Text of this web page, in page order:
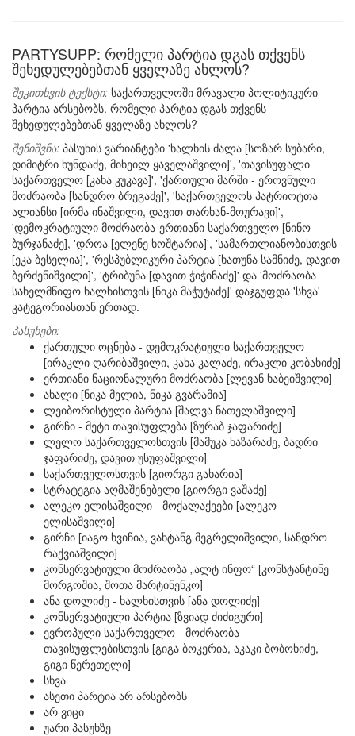
PARTYSUPP: რომელი პარტია დგას თქვენს
შეხედულებებთან ყველაზე ახლოს?
შეკითხვის ტექსტი: საქართველოში მრავალი პოლიტიკური
პარტია არსებობს. რომელი პარტია დგას თქვენს
შეხედულებებთან ყველაზე ახლოს?
შენიშვნა: პასუხის ვარიანტები 'ხალხის ძალა [სოზარ სუბარი,
დიმიტრი ხუნდაძე, მიხეილ ყაველაშვილი]', 'თავისუფალი
საქართველო [კახა კუკავა]', 'ქართული მარში - ეროვნული
მოძრაობა [სანდრო ბრეგაძე]', 'საქართველოს პატრიოტთა
ალიანსი [ირმა ინაშვილი, დავით თარხან-მოურავი]',
'დემოკრატიული მოძრაობა-ერთიანი საქართველო [ნინო
ბურჯანაძე], 'დროა [ელენე ხოშტარია]', 'სამართლიანობისთვის
[ეკა ბესელია]', 'რესპუბლიკური პარტია [ხათუნა სამნიძე, დავით
ბერძენიშვილი]', 'ტრიბუნა [დავით ჭიჭინაძე]' და 'მოძრაობა
სახელმწიფო ხალხისთვის [ნიკა მაჭუტაძე]' დაჯგუფდა 'სხვა'
კატეგორიასთან ერთად.
პასუხები:
ქართული ოცნება - დემოკრატიული საქართველო
[ირაკლი ღარიბაშვილი, კახა კალაძე, ირაკლი კობახიძე]
ერთიანი ნაციონალური მოძრაობა [ლევან ხაბეიშვილი]
ახალი [ნიკა მელია, ნიკა გვარამია]
ლეიბორისტული პარტია [შალვა ნათელაშვილი]
გირჩი - მეტი თავისუფლება [ზურაბ ჯაფარიძე]
ლელო საქართველოსთვის [მამუკა ხაზარაძე, ბადრი
ჯაფარიძე, დავით უსუფაშვილი]
საქართველოსთვის [გიორგი გახარია]
სტრატეგია აღმაშენებელი [გიორგი ვაშაძე]
ალეკო ელისაშვილი - მოქალაქეები [ალეკო
ელისაშვილი]
გირჩი [იაგო ხვიჩია, ვახტანგ მეგრელიშვილი, სანდრო
რაქვიაშვილი]
კონსერვატიული მოძრაობა „ალტ ინფო“ [კონსტანტინე
მორგოშია, შოთა მარტინენკო]
ანა დოლიძე - ხალხისთვის [ანა დოლიძე]
კონსერვატიული პარტია [ზვიად ძიძიგური]
ევროპული საქართველო - მოძრაობა
თავისუფლებისთვის [გიგა ბოკერია, აკაკი ბობოხიძე,
გიგი წერეთელი]
სხვა
ასეთი პარტია არ არსებობს
არ ვიცი
უარი პასუხზე